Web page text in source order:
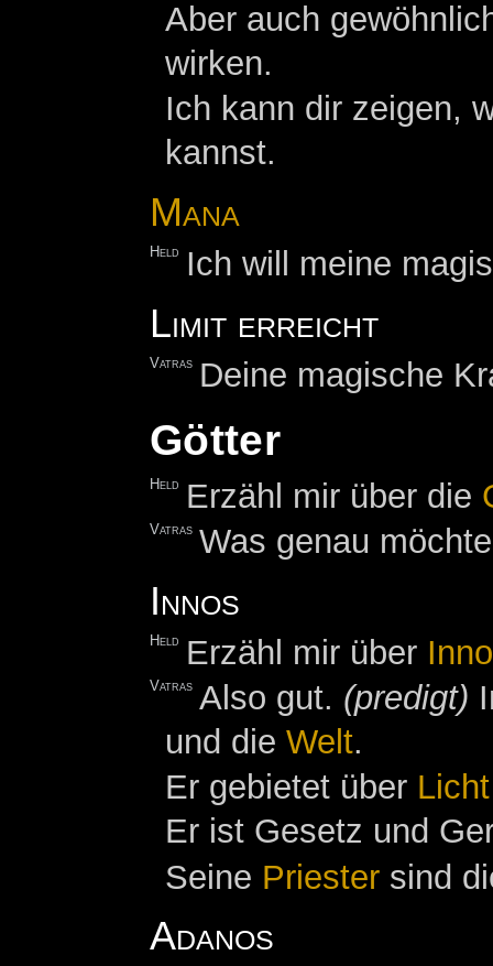
Aber auch
wirken.
Ich kann dir zeigen,
kannst.
Mana
Held Ich will meine
Limit erreicht
Vatras Deine magische
Götter
Held Erzähl mir über die
Vatras Was genau
Innos
Held Erzähl mir über
Vatras Also gut. (predigt)
und die Welt.
Er gebietet über Licht
Er ist Gesetz und
Seine Priestersind
Adanos